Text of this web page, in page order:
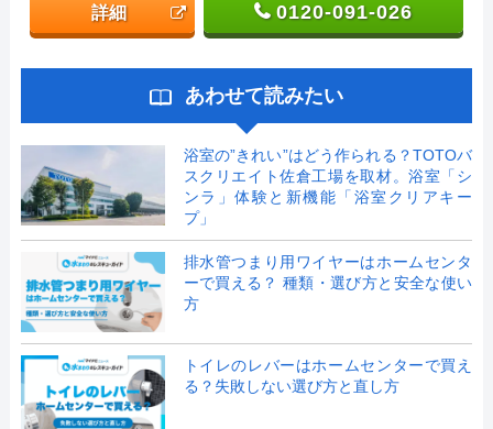
詳細 0120-091-026
あわせて読みたい
浴室の”きれい”はどう作られる？TOTOバ
スクリエイト佐倉工場を取材。浴室「シ
ンラ」体験と新機能「浴室クリアキー
プ」
排水管つまり用ワイヤーはホームセンタ
ーで買える？ 種類・選び方と安全な使い
方
トイレのレバーはホームセンターで買え
る？失敗しない選び方と直し方